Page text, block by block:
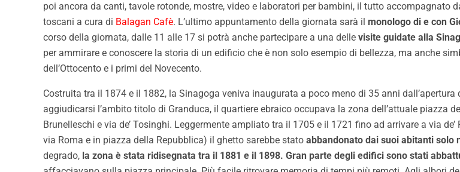
poi ancora da canti, tavole rotonde, mostre, video e laboratori per bambini, il tutto accompagnato
toscani a cura di Balagan Cafè. L’ultimo appuntamento della giornata sarà il monologo di e con
corso della giornata, dalle 11 alle 17 si potrà anche partecipare a una delle visite guidate alla
per ammirare e conoscere la storia di un edificio che è non solo esempio di bellezza, ma anche
dell’Ottocento e i primi del Novecento.
Costruita tra il 1874 e il 1882, la Sinagoga veniva inaugurata a poco meno di 35 anni dall’apertura
aggiudicarsi l’ambito titolo di Granduca, il quartiere ebraico occupava la zona dell’attuale piazza
Brunelleschi e via de’ Tosinghi. Leggermente ampliato tra il 1705 e il 1721 fino ad arrivare a via
via Roma e in piazza della Repubblica) il ghetto sarebbe stato abbandonato dai suoi abitanti solo
degrado, la zona è stata ridisegnata tra il 1881 e il 1898. Gran parte degli edifici sono stati